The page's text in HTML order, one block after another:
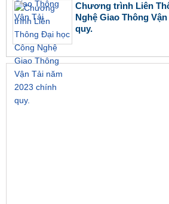
Chương trình Liên
Nghệ Giao Thông
quy.